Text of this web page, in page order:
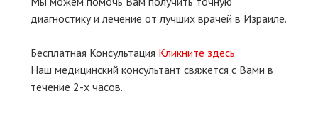
диагностику и лечение от лучших врачей в Израиле.
Бесплатная Консультация Кликните здесь
Наш медицинский консультант свяжeтся с Вами в
течение 2-х часов.